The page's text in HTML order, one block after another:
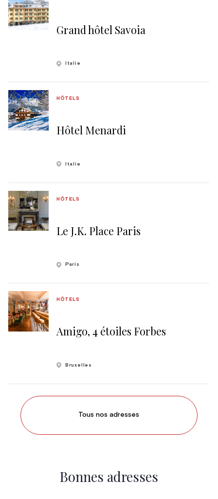
Grand hôtel Savoia
Italie
Hôtel Menardi
HÔTELS
Italie
Le J.K. Place Paris
HÔTELS
Paris
Amigo, 4 étoiles Forbes
HÔTELS
Bruxelles
Tous nos adresses
Bonnes adresses